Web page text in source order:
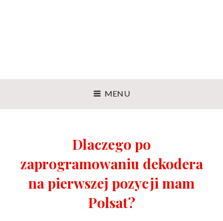
MENU
Dlaczego po
zaprogramowaniu dekodera
na pierwszej pozycji mam
Polsat?